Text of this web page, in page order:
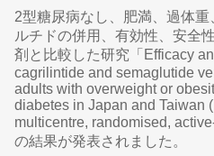
2型糖尿病なし、肥満、過体
ルチドの併用、有効性、安全
剤と比較した研究「Efficacy
cagrilintide and semaglutide
adults with overweight or
diabetes in Japan and Taiwan
multicentre, randomised,
の結果が発表されました。